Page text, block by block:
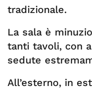
tradizionale.
La sala è
tanti tavoli, con
sedute
All’esterno, in